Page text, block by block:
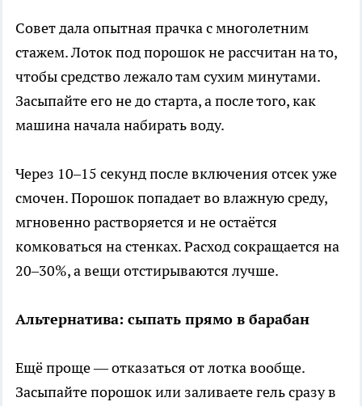
Совет дала опытная прачка с многолетним
стажем. Лоток под порошок не рассчитан на то,
чтобы средство лежало там сухим минутами.
Засыпайте его не до старта, а после того, как
машина начала набирать воду.
Через 10–15 секунд после включения отсек уже
смочен. Порошок попадает во влажную среду,
мгновенно растворяется и не остаётся
комковаться на стенках. Расход сокращается на
20–30%, а вещи отстирываются лучше.
Альтернатива: сыпать прямо в барабан
Ещё проще — отказаться от лотка вообще.
Засыпайте порошок или заливаете гель сразу в